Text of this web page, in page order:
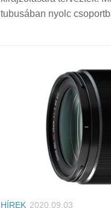
tubusában nyolc
HÍREK 2020.09.03